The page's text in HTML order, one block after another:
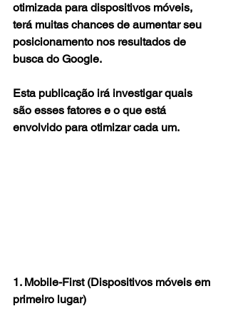
otimizada para dispositivos móveis,
terá muitas chances de aumentar seu
posicionamento nos resultados de
busca do Google.
Esta publicação irá investigar quais
são esses fatores e o que está
envolvido para otimizar cada um.
1. Mobile-First (Dispositivos móveis em
primeiro lugar)